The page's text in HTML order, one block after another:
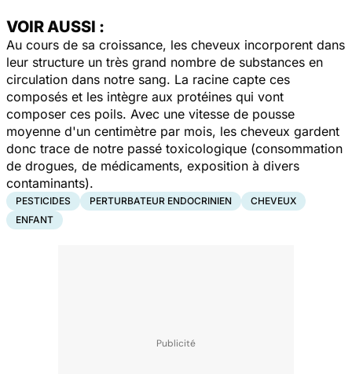
VOIR AUSSI :
Au cours de sa croissance, les cheveux incorporent dans
leur structure un très grand nombre de substances en
circulation dans notre sang. La racine capte ces
composés et les intègre aux protéines qui vont
composer ces poils. Avec une vitesse de pousse
moyenne d'un centimètre par mois, les cheveux gardent
donc trace de notre passé toxicologique (consommation
de drogues, de médicaments, exposition à divers
contaminants).
PESTICIDES PERTURBATEUR ENDOCRINIEN
CHEVEUX
ENFANT